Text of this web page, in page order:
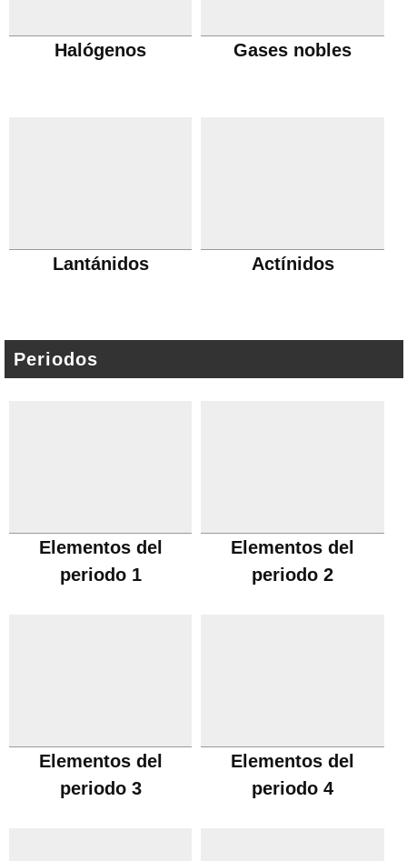
Halógenos Gases nobles
Lantánidos Actínidos
Periodos
Elementos del
periodo 1
Elementos del
periodo 2
Elementos del
periodo 3
Elementos del
periodo 4